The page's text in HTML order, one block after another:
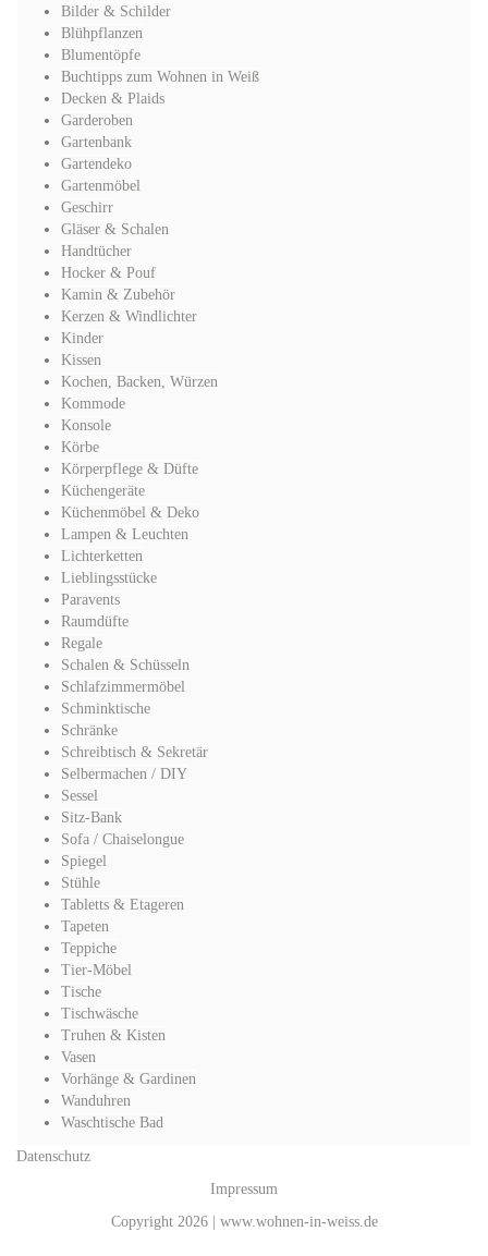
Bilder & Schilder
Blühpflanzen
Blumentöpfe
Buchtipps zum Wohnen in Weiß
Decken & Plaids
Garderoben
Gartenbank
Gartendeko
Gartenmöbel
Geschirr
Gläser & Schalen
Handtücher
Hocker & Pouf
Kamin & Zubehör
Kerzen & Windlichter
Kinder
Kissen
Kochen, Backen, Würzen
Kommode
Konsole
Körbe
Körperpflege & Düfte
Küchengeräte
Küchenmöbel & Deko
Lampen & Leuchten
Lichterketten
Lieblingsstücke
Paravents
Raumdüfte
Regale
Schalen & Schüsseln
Schlafzimmermöbel
Schminktische
Schränke
Schreibtisch & Sekretär
Selbermachen / DIY
Sessel
Sitz-Bank
Sofa / Chaiselongue
Spiegel
Stühle
Tabletts & Etageren
Tapeten
Teppiche
Tier-Möbel
Tische
Tischwäsche
Truhen & Kisten
Vasen
Vorhänge & Gardinen
Wanduhren
Waschtische Bad
Datenschutz
Impressum
Copyright 2026 | www.wohnen-in-weiss.de